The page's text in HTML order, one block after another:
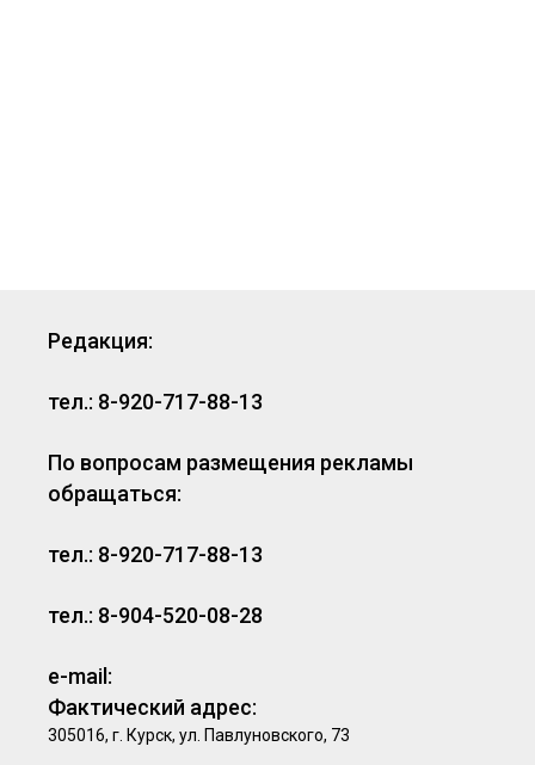
Редакция:
тел.: 8-920-717-88-13
По вопросам размещения рекламы
обращаться:
тел.: 8-920-717-88-13
тел.: 8-904-520-08-28
e-mail:
Фактический адрес:
305016, г. Курск, ул. Павлуновского, 73